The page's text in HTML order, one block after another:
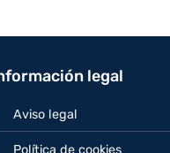
legal
Aviso legal